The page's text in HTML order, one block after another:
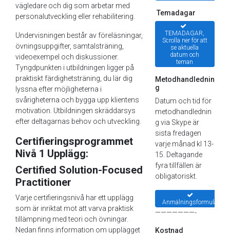
vägledare och dig som arbetar med
personalutveckling eller rehabilitering.
Undervisningen består av föreläsningar,
övningsuppgifter, samtalsträning,
videoexempel och diskussioner.
Tyngdpunkten i utbildningen ligger på
praktiskt färdighetsträning, du lär dig
lyssna efter möjligheterna i
svårigheterna och bygga upp klientens
motivation. Utbildningen skräddarsys
efter deltagarnas behov och utveckling.
Certifieringsprogrammet
Nivå 1 Upplägg:
Certified Solution-Focused
Practitioner
Varje certifieringsnivå har ett upplägg
som är inriktat mot att varva praktisk
tillämpning med teori och övningar.
Nedan finns information om upplägget
Temadagar
TEMADAGAR,
Scrolla ner för att
se aktuella
datum och
teman
Metodhandlednin
g
Datum och tid för
metodhandlednin
g via Skype är
sista fredagen
varje månad kl 13-
15. Deltagande
fyra tillfällen är
obligatoriskt.
Anmälningsformulär
———————-
Kostnad